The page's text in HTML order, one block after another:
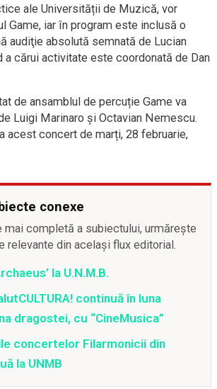
ale Universității de Muzică, vor
Game, iar în program este inclusă o
audiţie absolută semnată de Lucian
a cărui activitate este coordonată de Dan
de ansamblul de percuție Game va
Luigi Marinaro și Octavian Nemescu.
acest concert de marți, 28 februarie,
conexe
mai completă a subiectului, urmărește
relevante din același flux editorial.
la U.N.M.B.
continuă în luna
dragostei, cu “CineMusica”
concertelor Filarmonicii din
la UNMB